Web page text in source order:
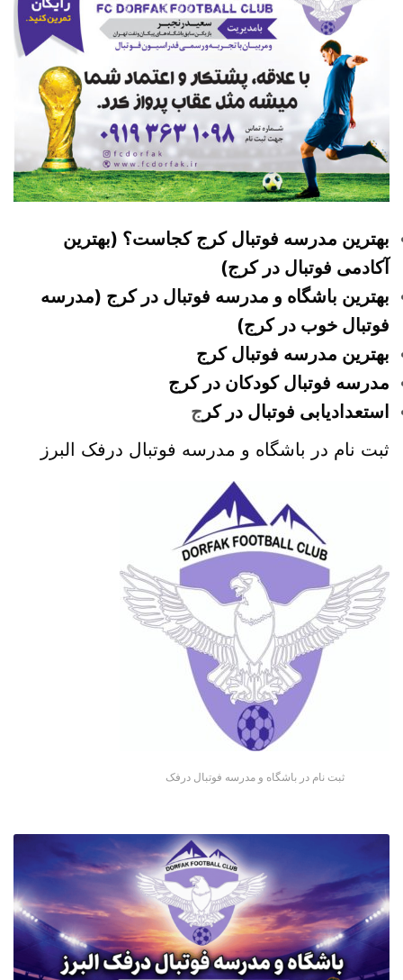
بهترین مدرسه فوتبال کرج کجاست؟ (بهترین
آکادمی فوتبال در کرج)
بهترین باشگاه و مدرسه فوتبال در کرج (مدرسه
فوتبال خوب در کرج)
بهترین مدرسه فوتبال کرج
مدرسه فوتبال کودکان در کرج
استعدادیابی فوتبال در کر ج
ثبت نام در باشگاه و مدرسه فوتبال درفک البرز
ثبت نام در باشگاه و مدرسه فوتبال درفک